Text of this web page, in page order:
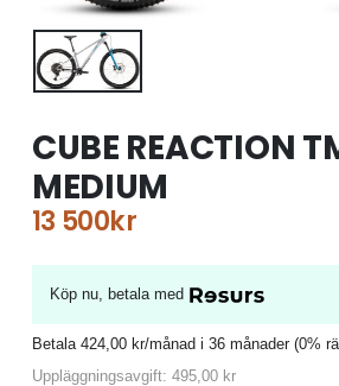
CUBE REACTION
MEDIUM
13 500kr
Köp nu, betala med
Betala 424,00 kr/månad i 36 månader (0%
Uppläggningsavgift: 495,00 kr